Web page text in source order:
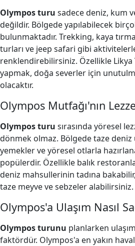
Olympos turu sadece deniz, kum
değildir. Bölgede yapılabilecek
bulunmaktadır. Trekking, kaya
turları ve jeep safari gibi
renklendirebilirsiniz. Özellikle
yapmak, doğa severler için
olacaktır.
Olympos Mutfağı'nın
Olympos turu sırasında yöresel
dönmek olmaz. Bölgede taze deniz
yemekler ve yöresel otlarla
popülerdir. Özellikle balık
deniz mahsullerinin tadına
taze meyve ve sebzeler alabilirsiniz.
Olympos'a Ulaşım Nasıl
Olympos turunu planlarken
faktördür. Olympos'a en yakın